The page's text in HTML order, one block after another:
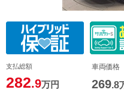
支払総額
282.9万円
車両価格
269.8